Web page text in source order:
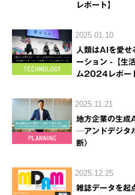
レポート】
2025.01.10
人類はAIを愛せ
ーション -【生
ム2024レポー
2025.11.21
地方企業の生成
─アンドデジタ
断〉
2025.12.25
雑誌データを